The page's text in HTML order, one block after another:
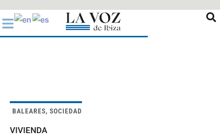
al
contenido
BALEARES, SOCIEDAD
VIVIENDA